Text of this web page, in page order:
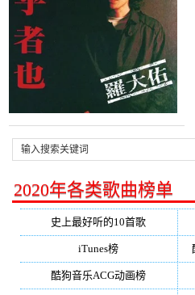
2020年各类歌曲榜单
史上最好听的10首歌
iTunes榜
酷狗音乐ACG动画榜